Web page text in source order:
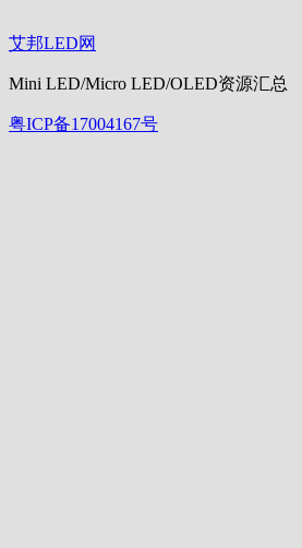
艾邦LED网
Mini LED/Micro LED/OLED资源汇总
粤ICP备17004167号